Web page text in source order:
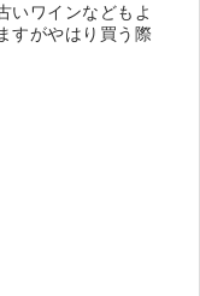
いワインなどもよ
すがやはり買う際